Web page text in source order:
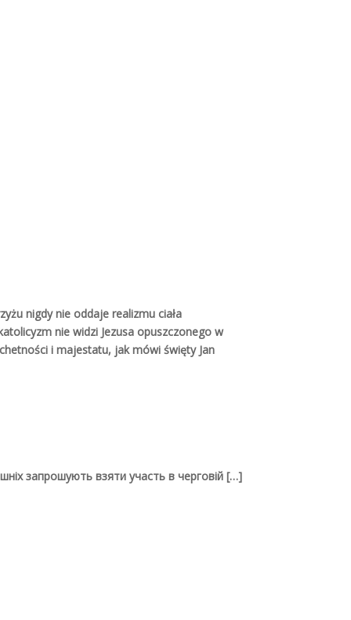
nigdy nie oddaje realizmu ciała
nie widzi Jezusa opuszczonego w
i majestatu, jak mówi święty Jan
запрошують взяти участь в черговій[…]
Search in content